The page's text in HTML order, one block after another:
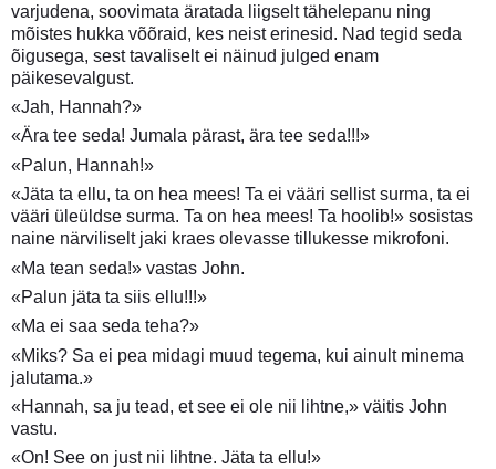
varjudena, soovimata äratada liigselt tähelepanu ning
mõistes hukka võõraid, kes neist erinesid. Nad tegid seda
õigusega, sest tavaliselt ei näinud julged enam
päikesevalgust.
«Jah, Hannah?»
«Ära tee seda! Jumala pärast, ära tee seda!!!»
«Palun, Hannah!»
«Jäta ta ellu, ta on hea mees! Ta ei vääri sellist surma, ta ei
vääri üleüldse surma. Ta on hea mees! Ta hoolib!» sosistas
naine närviliselt jaki kraes olevasse tillukesse mikrofoni.
«Ma tean seda!» vastas John.
«Palun jäta ta siis ellu!!!»
«Ma ei saa seda teha?»
«Miks? Sa ei pea midagi muud tegema, kui ainult minema
jalutama.»
«Hannah, sa ju tead, et see ei ole nii lihtne,» väitis John
vastu.
«On! See on just nii lihtne. Jäta ta ellu!»